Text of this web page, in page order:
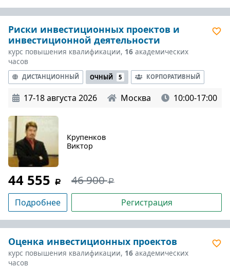
Риски инвестиционных проектов и
инвестиционной деятельности
курс повышения квалификации, 16 академических
часов
ДИСТАНЦИОННЫЙ ОЧНЫЙ 5 КОРПОРАТИВНЫЙ
17-18 августа 2026 Москва 10:00-17:00
Крупенков
Виктор
44 555 46 900
Подробнее Регистрация
Оценка инвестиционных проектов
курс повышения квалификации, 16 академических
часов